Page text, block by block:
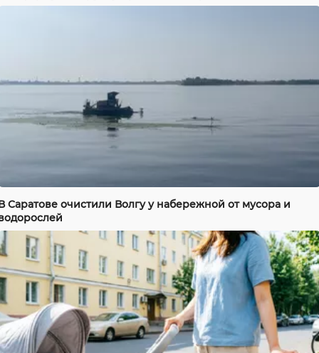
Саратове очистили Волгу у набережной от мусора и